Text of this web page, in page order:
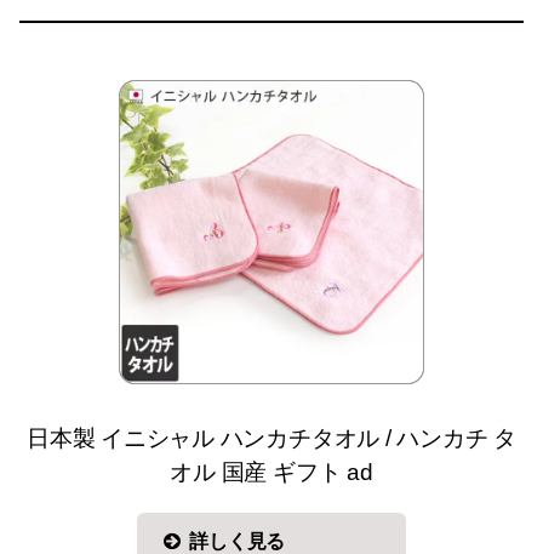
日本製 イニシャル ハンカチタオル / ハンカチ タ
オル 国産 ギフト ad
詳しく見る